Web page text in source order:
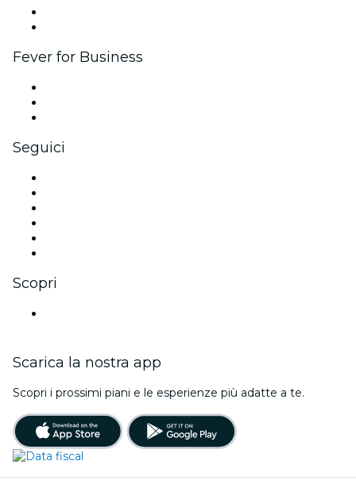
Fever for Business
Seguici
Scopri
Scarica la nostra app
Scopri i prossimi piani e le esperienze più adatte a te.